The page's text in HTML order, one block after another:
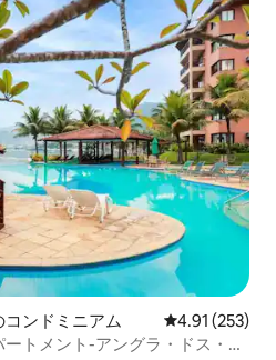
ンドミニアム レビュー253
4.91 (253)
トメント-アングラ・ドス・レ